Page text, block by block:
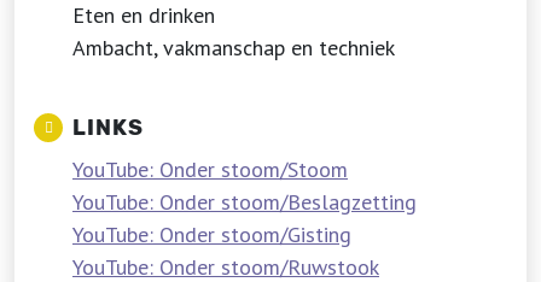
Eten en drinken
Ambacht, vakmanschap en techniek
LINKS
YouTube: Onder stoom/Stoom
YouTube: Onder stoom/Beslagzetting
YouTube: Onder stoom/Gisting
YouTube: Onder stoom/Ruwstook